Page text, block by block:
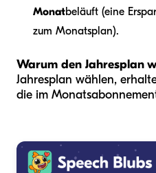
Monatbeläuft (eine
zum Monatsplan).
Warum den Jahresplan
Jahresplan wählen,
die im